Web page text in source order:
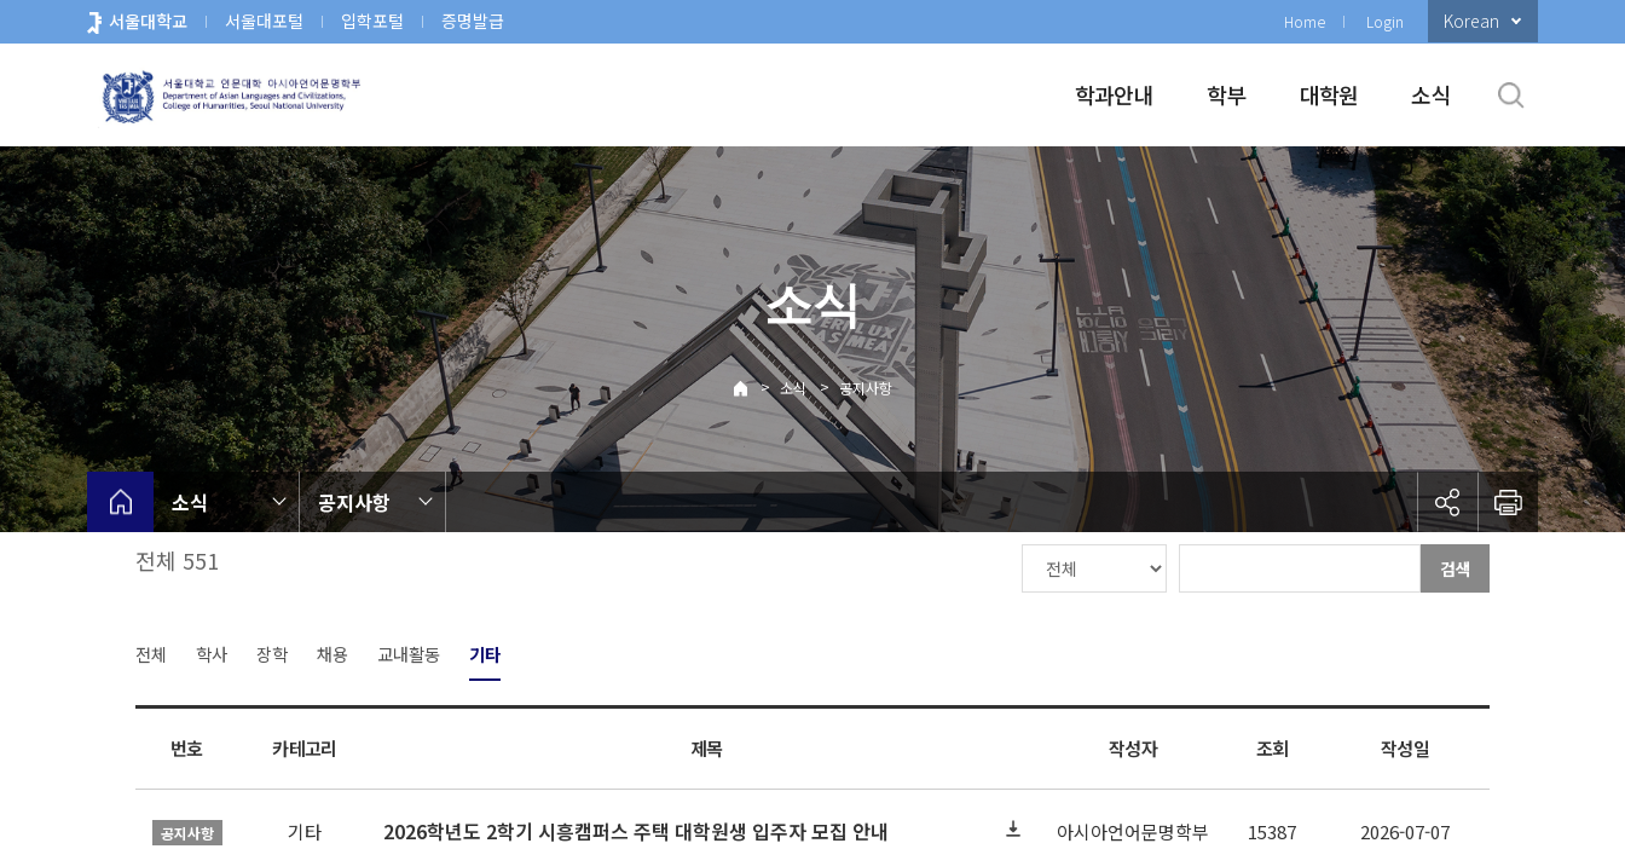
로
뉴
서울대학교 서울대포털 입학포털 증명발급 Home Login Korean
학과안내 학부 대학원 소식
소식
> 소식 > 공지사항
소식 공지사항
전체 551 검색
전체 학사 장학 채용 교내활동 기타
번호 카테고리 제목 작성자 조회 작성일
공지사항 기타 2026학년도 2학기 시흥캠퍼스 주택 대학원생 입주자 모집 안내 아시아언어문명학부 15387 2026-07-07